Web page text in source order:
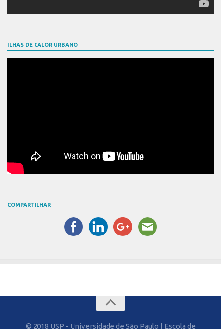
ILHAS DE CALOR URBANO
COMPARTILHAR
© 2018 USP - Universidade de São Paulo | Escola de